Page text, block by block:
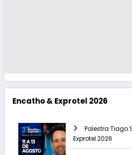
Encatho & Exprotel 2026
Palestra Tiago
Exprotel 2026